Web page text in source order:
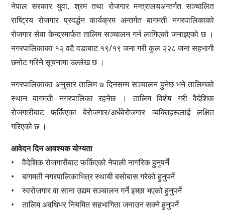
नेपाल सरकार युवा, श्रम तथा रोजगार मन्त्रालयअन्तर्गत सञ्चालित
राष्ट्रिय रोजगार प्रवर्द्धन कार्यक्रम अन्तर्गत बागमती नगरपालिकाको
रोजगार सेवा केन्द्रमार्फत तालिम सञ्चालन गर्न लागिएको जनाइएको छ ।
नगरपालिकाका १२ वटै वडाबाट १९/१९ जना गरी कुल २२८ जना सहभागी
छनोट गरिने सूचनामा उल्लेख छ ।
नगरपालिकाका अनुसार तालिम ७ दिनसम्म सञ्चालन हुनेछ भने तालिमको
स्थान बागमती नगरपालिका रहनेछ । तालिम विशेष गरी वैदेशिक
रोजगारीबाट फर्किएका बेरोजगार/अर्धबेरोजगार व्यक्तिहरूलाई लक्षित
गरिएको छ ।
आवेदन दिन आवश्यक योग्यता
• वैदेशिक रोजगारीबाट फर्किएको नेपाली नागरिक हुनुपर्ने
• बागमती नगरपालिकाभित्र स्थायी बसोबास गरेको हुनुपर्ने
• स्वरोजगार वा साना उद्यम सञ्चालन गर्ने इच्छा भएको हुनुपर्ने
• तालिम अवधिभर नियमित सहभागिता जनाउन सक्ने हुनुपर्ने